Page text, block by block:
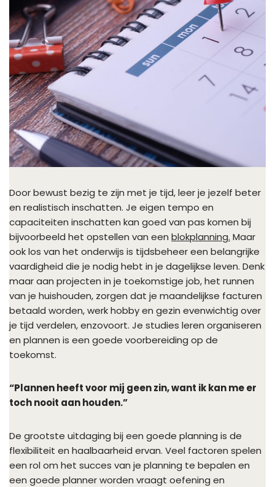
Door bewust bezig te zijn met je tijd, leer je jezelf beter
en realistisch inschatten. Je eigen tempo en
capaciteiten inschatten kan goed van pas komen bij
bijvoorbeeld het opstellen van een blokplanning. Maar
ook los van het onderwijs is tijdsbeheer een belangrijke
vaardigheid die je nodig hebt in je dagelijkse leven. Denk
maar aan projecten in je toekomstige job, het runnen
van je huishouden, zorgen dat je maandelijkse facturen
betaald worden, werk hobby en gezin evenwichtig over
je tijd verdelen, enzovoort. Je studies leren organiseren
en plannen is een goede voorbereiding op de
toekomst.
“Plannen heeft voor mij geen zin, want ik kan me er
toch nooit aan houden.”
De grootste uitdaging bij een goede planning is de
flexibiliteit en haalbaarheid ervan. Veel factoren spelen
een rol om het succes van je planning te bepalen en
een goede planner worden vraagt oefening en